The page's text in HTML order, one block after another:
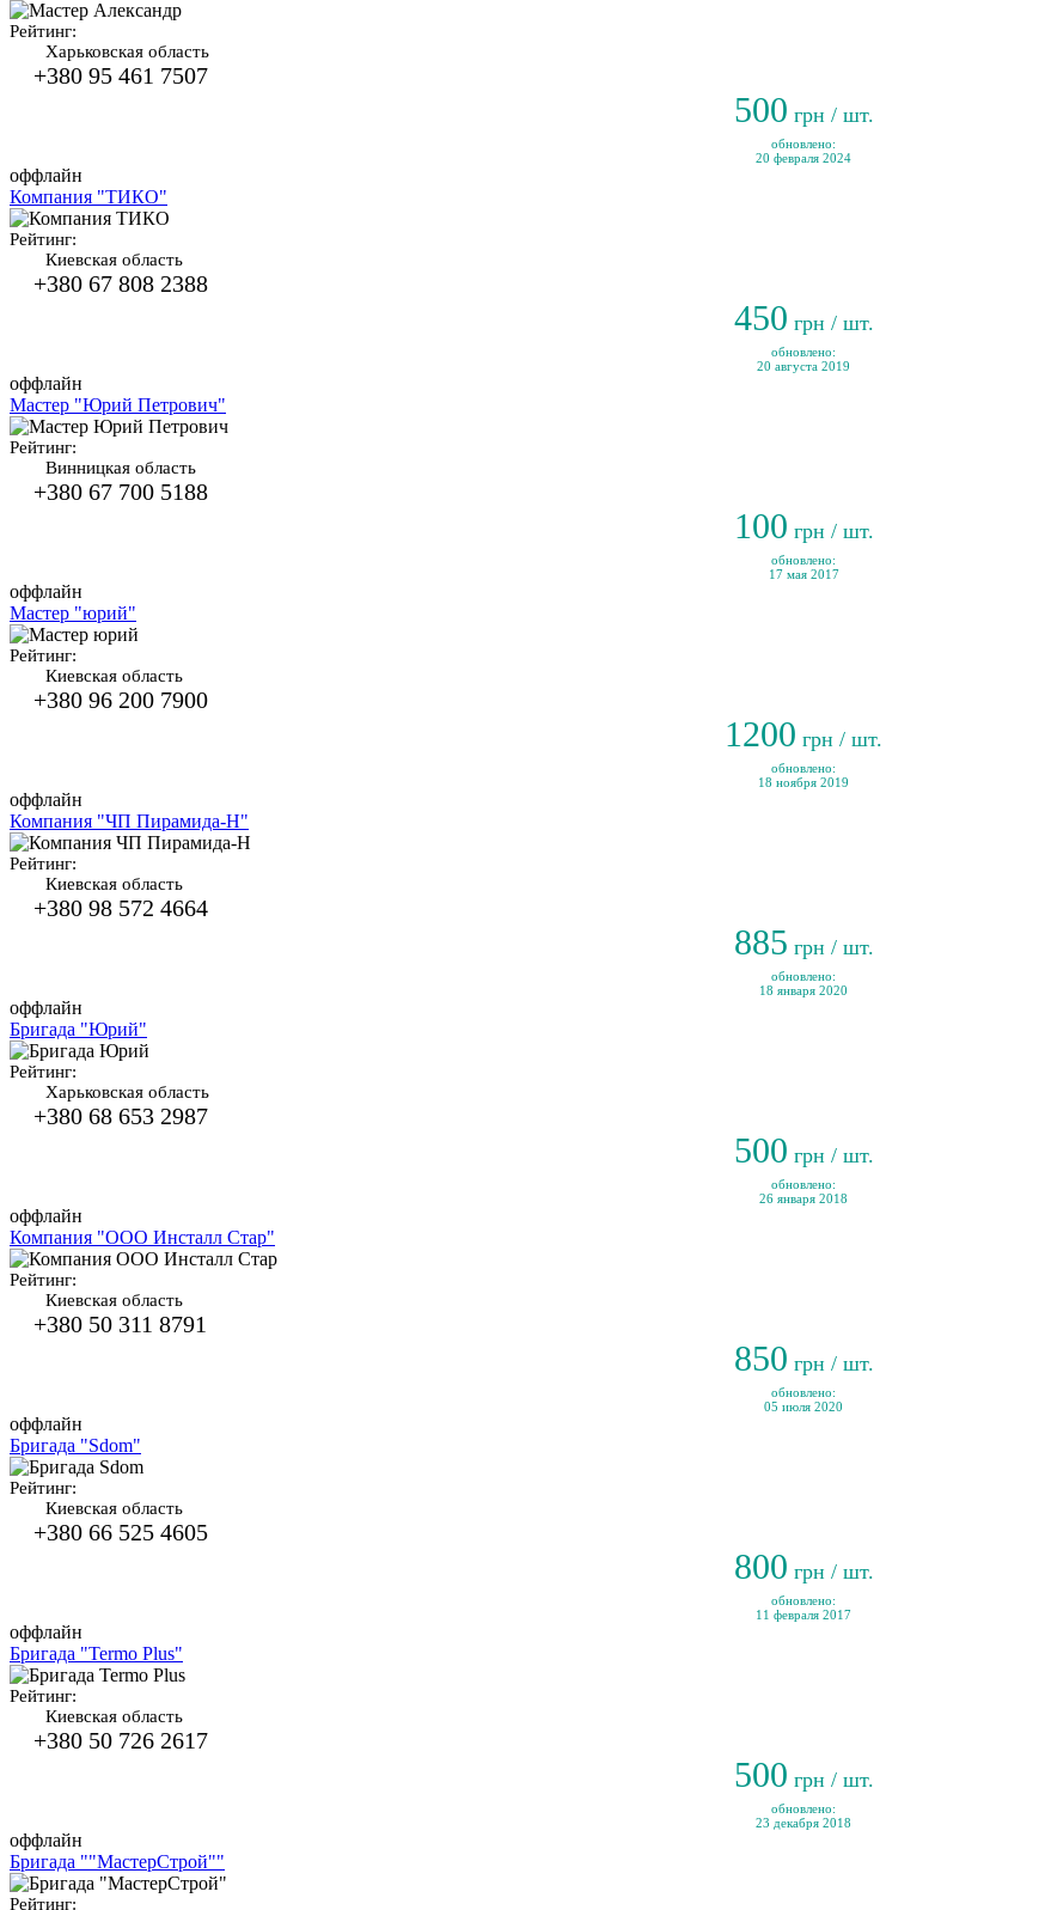
Рейтинг:
Харьковская область
+380 95 461 7507
500 грн / шт.
обновлено:
20 февраля 2024
оффлайн
Компания "ТИКО"
Рейтинг:
Киевская область
+380 67 808 2388
450 грн / шт.
обновлено:
20 августа 2019
оффлайн
Мастер "Юрий Петрович"
Рейтинг:
Винницкая область
+380 67 700 5188
100 грн / шт.
обновлено:
17 мая 2017
оффлайн
Мастер "юрий"
Рейтинг:
Киевская область
+380 96 200 7900
1200 грн / шт.
обновлено:
18 ноября 2019
оффлайн
Компания "ЧП Пирамида-Н"
Рейтинг:
Киевская область
+380 98 572 4664
885 грн / шт.
обновлено:
18 января 2020
оффлайн
Бригада "Юрий"
Рейтинг:
Харьковская область
+380 68 653 2987
500 грн / шт.
обновлено:
26 января 2018
оффлайн
Компания "ООО Инсталл Стар"
Рейтинг:
Киевская область
+380 50 311 8791
850 грн / шт.
обновлено:
05 июля 2020
оффлайн
Бригада "Sdom"
Рейтинг:
Киевская область
+380 66 525 4605
800 грн / шт.
обновлено:
11 февраля 2017
оффлайн
Бригада "Termo Plus"
Рейтинг:
Киевская область
+380 50 726 2617
500 грн / шт.
обновлено:
23 декабря 2018
оффлайн
Бригада ""МастерСтрой""
Рейтинг: